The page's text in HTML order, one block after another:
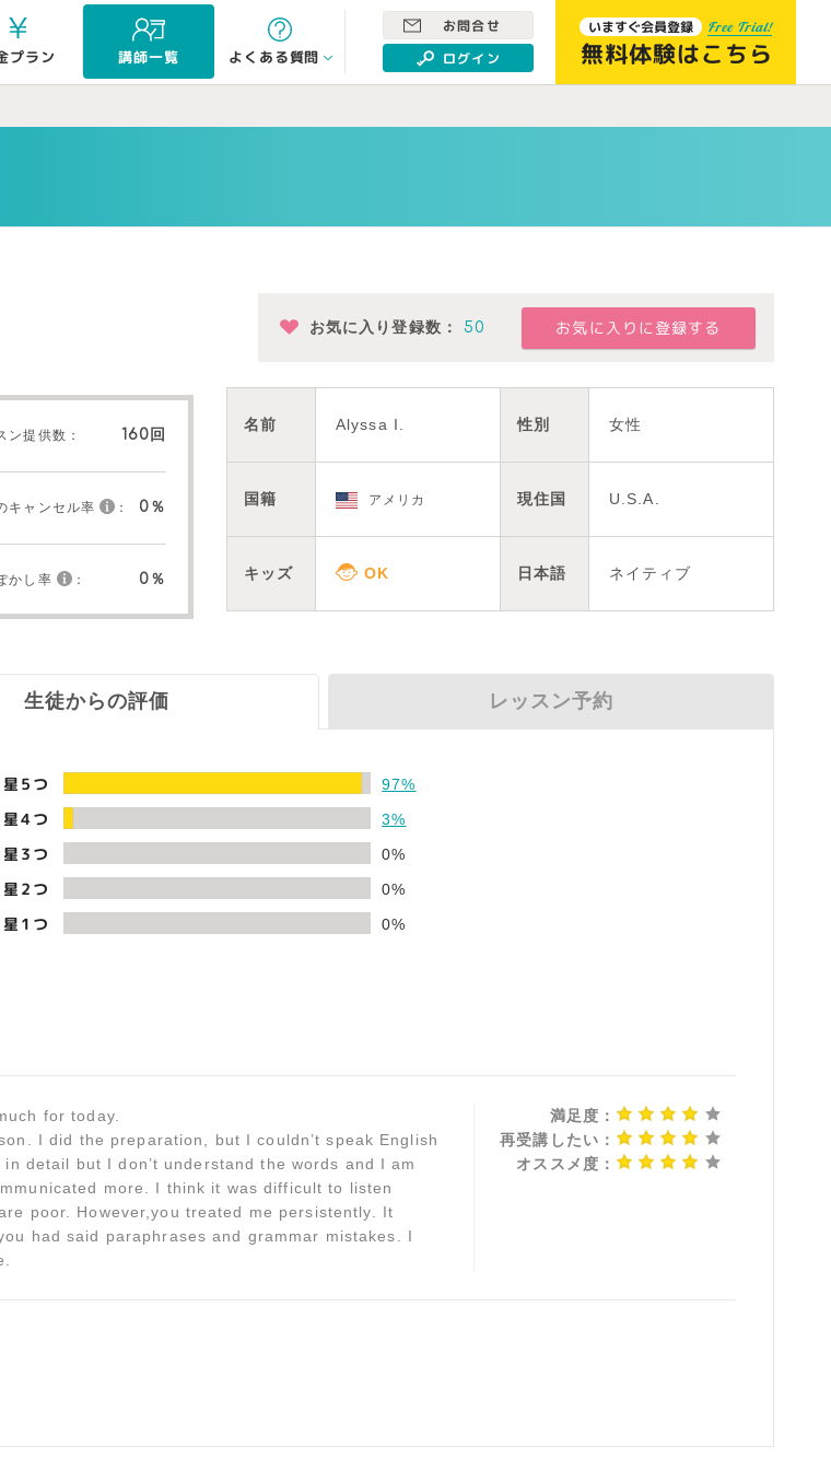
プラン 講師一覧 よくある質問
いますぐ会員登録 Free Trial!
無料体験はこちら
お問合せ
ログイン
ン提供数： 160回
キャンセル率 ： 0％
かし率 ： 0％
お気に入り登録数： 50
名前 Alyssa I. 性別 女性
国籍 アメリカ 現住国 U.S.A.
キッズ 日本語 ネイティブ
生徒からの評価 レッスン予約
星5つ 97%
星4つ 3%
星3つ 0%
星2つ 0%
星1つ 0%
for today.
I did the preparation, but I couldn’t speak English
detail but I don’t understand the words and I am
more. I think it was difficult to listen
poor. However,you treated me persistently. It
had said paraphrases and grammar mistakes. I
満足度：
再受講したい：
オススメ度：